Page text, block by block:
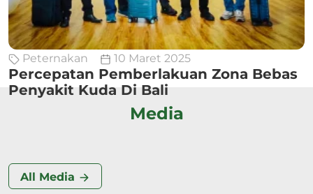
Peternakan 10 Maret 2025
Percepatan Pemberlakuan Zona Bebas
Penyakit Kuda Di Bali
Media
All Media